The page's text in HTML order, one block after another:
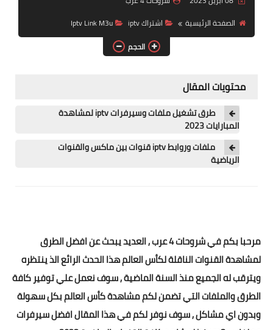
الصفحة الرئيسية
اشتراك iptv
Iptv Link M3u
الحجم
محتويات المقال
طرق تشغيل ملفات وسيرفرات iptv لمشاهدة
المبارايات 2023
ملفات وروابط iptv قنوات بين ماكس والقنوات
الرياضية
مرحبا بكم في شروحات 4 عرب , العديد يبحث عن افضل الطرق
لمشاهدة القنوات الناقلة لكأس العالم هذا الحدث الرائع الذ ينتظره
ويترقب له الجميع منذ السنة الماضية , سوف نعمل علي توفير كافة
الطرق والملفات التي تضمن لكم مشاهدة كأس العالم بكل سهولة
وبدون اي مشاكل , سوف نوفر لكم في هذا المقال افضل سيرفرات